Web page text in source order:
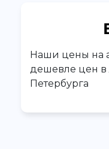
Наши цены на
дешевле цен в
Петербурга